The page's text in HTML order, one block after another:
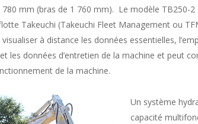
mm (bras de 1 760 mm). Le modèle TB250-
Takeuchi (Takeuchi Fleet Management ou
à distance les données essentielles,
les données d’entretien de la machine et peut
de la machine.
Un système
capacité